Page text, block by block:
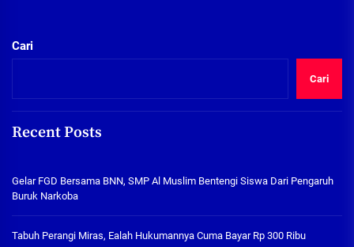
Cari
Cari
Recent Posts
Gelar FGD Bersama BNN, SMP Al Muslim Bentengi Siswa Dari Pengaruh
Buruk Narkoba
Tabuh Perangi Miras, Ealah Hukumannya Cuma Bayar Rp 300 Ribu